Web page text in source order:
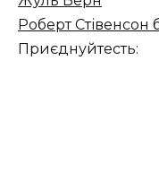
Роберт Стівенсон
Приєднуйтесть: